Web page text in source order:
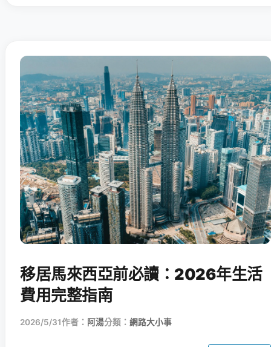
移居馬來西亞前必讀：2026年生活
費用完整指南
2026/5/31作者： 阿湯分類： 網路大小事